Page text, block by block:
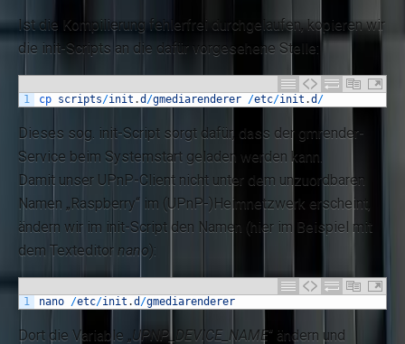
Ist die Kompilierung fehlerfrei durchgelaufen, kopieren wir
die init-Scripts an die dafür vorgesehene Stelle:
1 cp scripts/init .d /gmediarenderer /etc/init .d /
Dieses sog. init-Script sorgt dafür, dass der gmrender-
Service beim Systemstart geladen werden kann.
Damit unser UPnP-Client nicht unter dem unzuordbaren
Namen „Raspberry“ im (UPnP-)Heimnetzwerk erscheint,
ändern wir im init-Script den Namen (hier im Beispiel mit
dem Texteditor nano):
1 nano /etc/init .d /gmediarenderer
Dort die Variable „UPNP_DEVICE_NAME“ ändern und